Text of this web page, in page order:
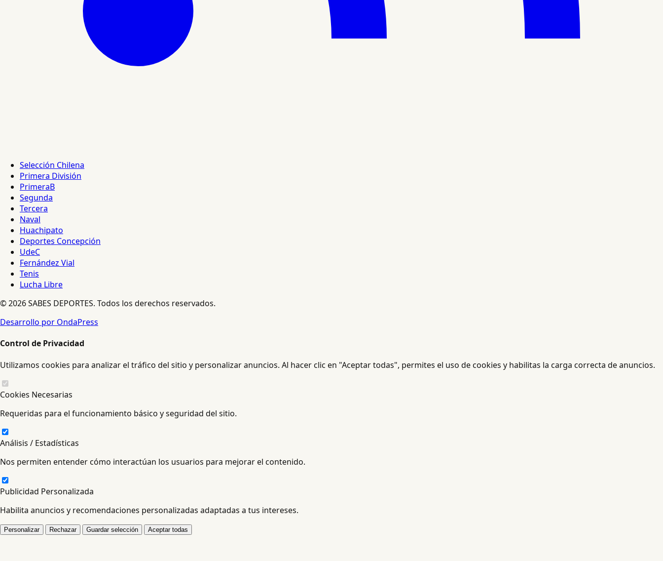
Selección Chilena
Primera División
PrimeraB
Segunda
Tercera
Naval
Huachipato
Deportes Concepción
UdeC
Fernández Vial
Tenis
Lucha Libre
© 2026 SABES DEPORTES. Todos los derechos reservados.
Desarrollo por OndaPress
Control de Privacidad
Utilizamos cookies para analizar el tráfico del sitio y personalizar anuncios. Al hacer clic en "Aceptar todas", permites el uso de cookies y habilitas la carga correcta de anuncios.
Cookies Necesarias
Requeridas para el funcionamiento básico y seguridad del sitio.
Análisis / Estadísticas
Nos permiten entender cómo interactúan los usuarios para mejorar el contenido.
Publicidad Personalizada
Habilita anuncios y recomendaciones personalizadas adaptadas a tus intereses.
Personalizar Rechazar Guardar selección Aceptar todas